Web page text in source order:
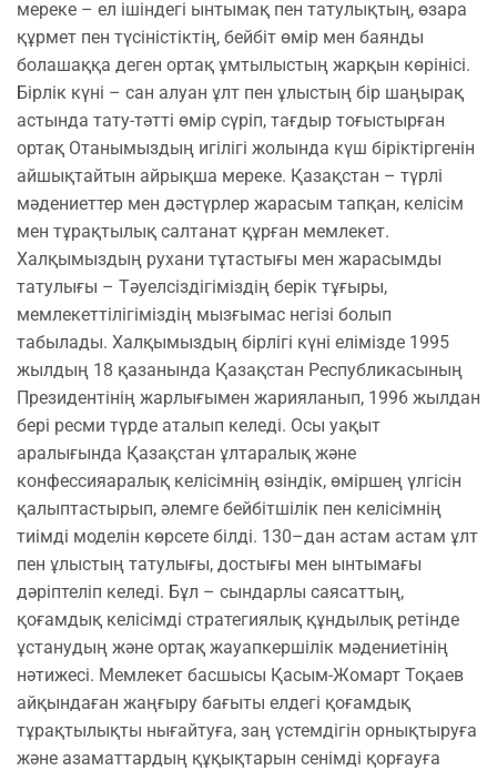
мереке – ел ішіндегі ынтымақ пен татулықтың, өзара
құрмет пен түсіністіктің, бейбіт өмір мен баянды
болашаққа деген ортақ ұмтылыстың жарқын көрінісі.
Бірлік күні – сан алуан ұлт пен ұлыстың бір шаңырақ
астында тату-тәтті өмір сүріп, тағдыр тоғыстырған
ортақ Отанымыздың игілігі жолында күш біріктіргенін
айшықтайтын айрықша мереке. Қазақстан – түрлі
мәдениеттер мен дәстүрлер жарасым тапқан, келісім
мен тұрақтылық салтанат құрған мемлекет.
Халқымыздың рухани тұтастығы мен жарасымды
татулығы – Тәуелсіздігіміздің берік тұғыры,
мемлекеттілігіміздің мызғымас негізі болып
табылады. Халқымыздың бірлігі күні елімізде 1995
жылдың 18 қазанында Қазақстан Республикасының
Президентінің жарлығымен жарияланып, 1996 жылдан
бері ресми түрде аталып келеді. Осы уақыт
аралығында Қазақстан ұлтаралық және
конфессияаралық келісімнің өзіндік, өміршең үлгісін
қалыптастырып, әлемге бейбітшілік пен келісімнің
тиімді моделін көрсете білді. 130–дан астам астам ұлт
пен ұлыстың татулығы, достығы мен ынтымағы
дәріптеліп келеді. Бұл – сындарлы саясаттың,
қоғамдық келісімді стратегиялық құндылық ретінде
ұстанудың және ортақ жауапкершілік мәдениетінің
нәтижесі. Мемлекет басшысы Қасым-Жомарт Тоқаев
айқындаған жаңғыру бағыты елдегі қоғамдық
тұрақтылықты нығайтуға, заң үстемдігін орнықтыруға
және азаматтардың құқықтарын сенімді қорғауға